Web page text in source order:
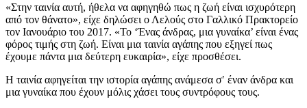
«Στην ταινία αυτή, ήθελα να αφηγηθώ πως η ζωή είναι ισχυρότερη
από τον θάνατο», είχε δηλώσει ο Λελούς στο Γαλλικό Πρακτορείο
τον Ιανουάριο του 2017. «Το ‘Ένας άνδρας, μια γυναίκα’ είναι ένας
φόρος τιμής στη ζωή. Είναι μια ταινία αγάπης που εξηγεί πως
έχουμε πάντα μια δεύτερη ευκαιρία», είχε προσθέσει.
Η ταινία αφηγείται την ιστορία αγάπης ανάμεσα σ′ έναν άνδρα και
μια γυναίκα που έχουν μόλις χάσει τους συντρόφους τους.